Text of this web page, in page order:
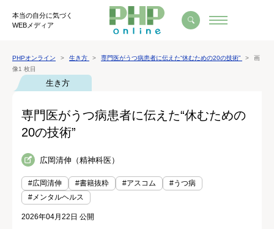
本当の自分に気づく
WEBメディア
PHPオンライン 生き方 専門医がうつ病患者に伝えた“休むための20の技術”
画
像1 枚目
生き方
専門医がうつ病患者に伝えた“休むための
20の技術”
広岡清伸（精神科医）
#広岡清伸 #書籍抜粋 #アスコム
#うつ病
#メンタルヘルス
2026年04月22日 公開